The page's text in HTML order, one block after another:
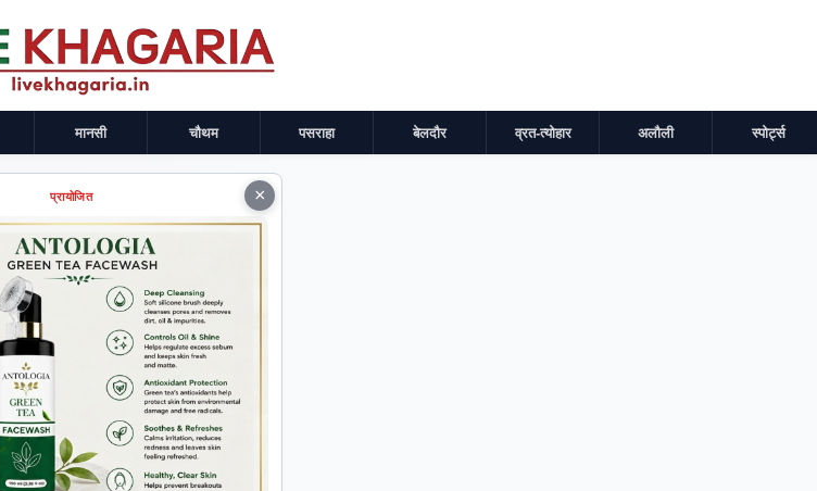
मानसी चौथम पसराहा बेलदौर व्रत-त्योहार अलौली स्पोर्ट्स
×
प्रायोजित